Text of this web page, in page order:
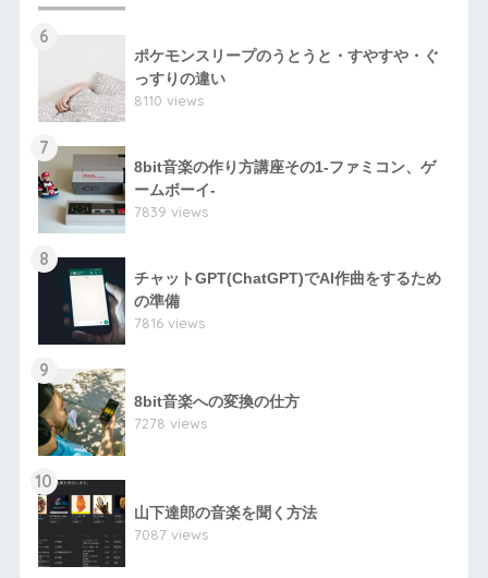
6
ポケモンスリープのうとうと・すやすや・ぐ
っすりの違い
8110 views
7
8bit音楽の作り方講座その1-ファミコン、ゲ
ームボーイ-
7839 views
8
チャットGPT(ChatGPT)でAI作曲をするため
の準備
7816 views
9
8bit音楽への変換の仕方
7278 views
10
山下達郎の音楽を聞く方法
7087 views